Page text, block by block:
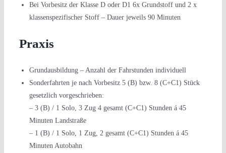
Bei Vorbesitz der Klasse D oder D1 6x Grundstoff und 2 x
klassenspezifischer Stoff – Dauer jeweils 90 Minuten
Praxis
Grundausbildung – Anzahl der Fahrstunden individuell
Sonderfahrten je nach Vorbesitz 5 (B) bzw. 8 (C+C1) Stück
gesetzlich vorgeschrieben:
– 3 (B) / 1 Solo, 3 Zug 4 gesamt (C+C1) Stunden á 45
Minuten Landstraße
– 1 (B) / 1 Solo, 1 Zug, 2 gesamt (C+C1) Stunden á 45
Minuten Autobahn